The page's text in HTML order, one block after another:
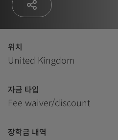
위치
United Kingdom
자금 타입
Fee waiver/discount
장학금 내역